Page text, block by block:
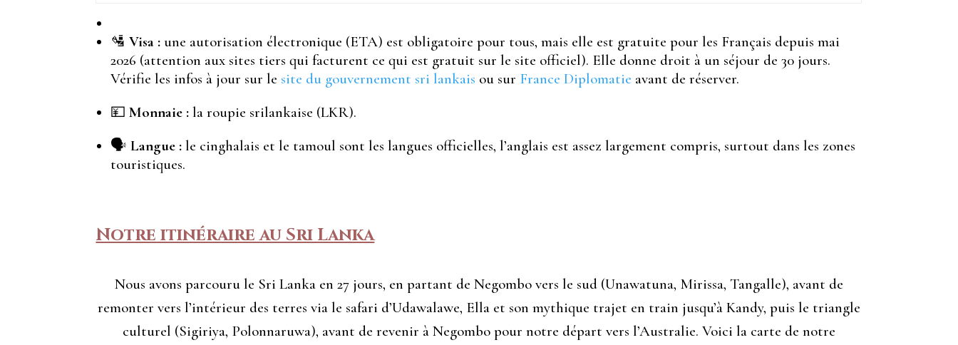
🛂Visa : une autorisation électronique (ETA) est obligatoire pour tous, mais elle est gratuite pour les Français depuis mai
2026 (attention aux sites tiers qui facturent ce qui est gratuit sur le site officiel). Elle donne droit à un séjour de 30 jours.
Vérifie les infos à jour sur le site du gouvernement sri lankais ou sur France Diplomatie avant de réserver.
💴Monnaie : la roupie srilankaise (LKR).
🗣️Langue : le cinghalais et le tamoul sont les langues officielles, l’anglais est assez largement compris, surtout dans les zones
touristiques.
Notre itinéraire au Sri Lanka
Nous avons parcouru le Sri Lanka en 27 jours, en partant de Negombo vers le sud (Unawatuna, Mirissa, Tangalle), avant de
remonter vers l’intérieur des terres via le safari d’Udawalawe, Ella et son mythique trajet en train jusqu’à Kandy, puis le triangle
culturel (Sigiriya, Polonnaruwa), avant de revenir à Negombo pour notre départ vers l’Australie. Voici la carte de notre